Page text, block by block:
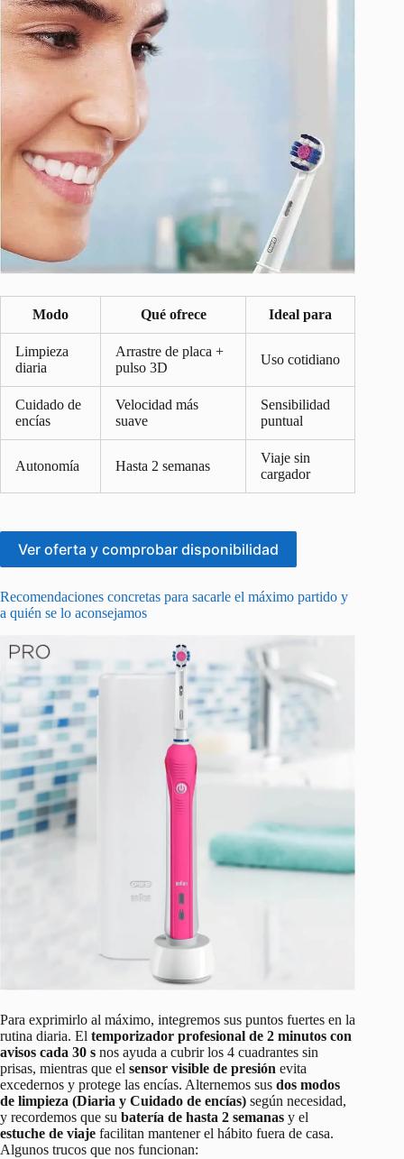
Modo Qué ofrece Ideal para
Limpieza
diaria
Arrastre de placa +
pulso 3D
Uso cotidiano
Cuidado de
encías
Velocidad más
suave
Sensibilidad
puntual
Autonomía Hasta 2 semanas
Viaje sin
cargador
Ver oferta y comprobar disponibilidad
Recomendaciones concretas para sacarle el máximo partido y
a quién se lo aconsejamos
Para exprimirlo al máximo, integremos sus puntos fuertes en la
rutina diaria. El temporizador profesional de 2 minutos con
avisos cada 30 s nos ayuda a cubrir los 4 cuadrantes sin
prisas, mientras que el sensor visible de presión evita
excedernos y protege las encías. Alternemos sus dos modos
de limpieza (Diaria y Cuidado de encías) según necesidad,
y recordemos que su batería de hasta 2 semanas y el
estuche de viaje facilitan mantener el hábito fuera de casa.
Algunos trucos que nos funcionan: